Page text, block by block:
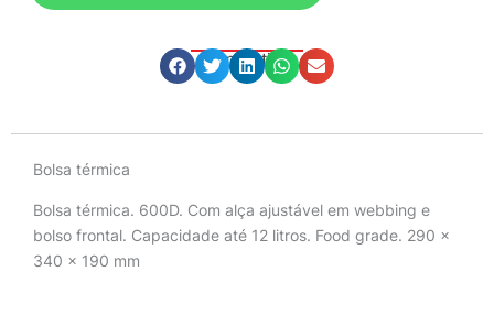
Compartilhe
Bolsa térmica
Bolsa térmica. 600D. Com alça ajustável em webbing e
bolso frontal. Capacidade até 12 litros. Food grade. 290 x
340 x 190 mm